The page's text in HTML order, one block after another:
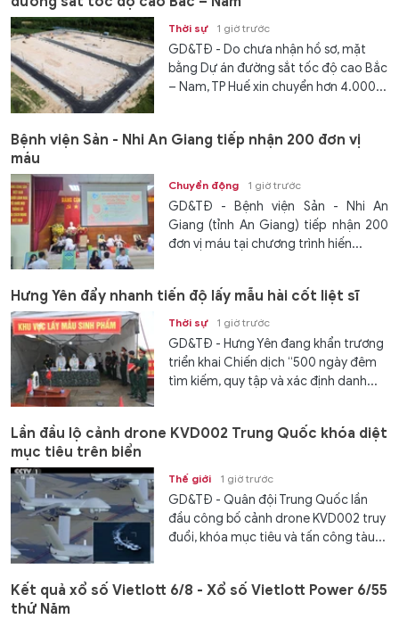
Thời sự 1 giờ trước
GD&TĐ - Do chưa nhận hồ sơ, mặt
bằng Dự án đường sắt tốc độ cao Bắc
– Nam, TP Huế xin chuyển hơn 4.000...
Bệnh viện Sản - Nhi An Giang tiếp nhận 200 đơn vị
máu
Chuyển động 1 giờ trước
GD&TĐ - Bệnh viện Sản - Nhi An
Giang (tỉnh An Giang) tiếp nhận 200
đơn vị máu tại chương trình hiến...
Hưng Yên đẩy nhanh tiến độ lấy mẫu hài cốt liệt sĩ
Thời sự 1 giờ trước
GD&TĐ - Hưng Yên đang khẩn trương
triển khai Chiến dịch “500 ngày đêm
tìm kiếm, quy tập và xác định danh...
Lần đầu lộ cảnh drone KVD002 Trung Quốc khóa diệt
mục tiêu trên biển
Thế giới 1 giờ trước
GD&TĐ - Quân đội Trung Quốc lần
đầu công bố cảnh drone KVD002 truy
đuổi, khóa mục tiêu và tấn công tàu...
Kết quả xổ số Vietlott 6/8 - Xổ số Vietlott Power 6/55
thứ Năm